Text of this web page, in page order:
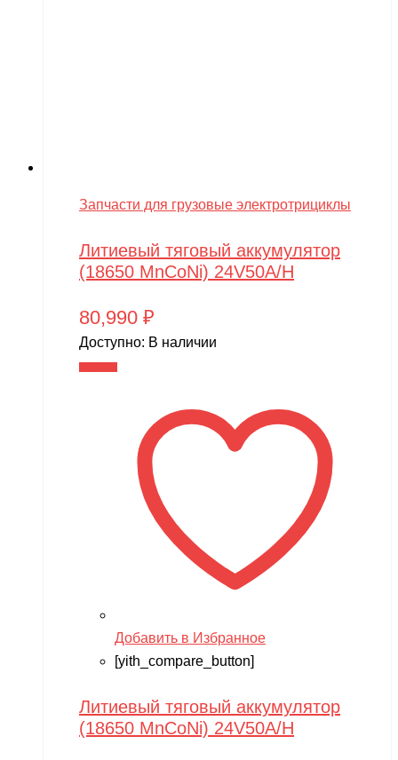
Запчасти для грузовые электротрициклы
Литиевый тяговый аккумулятор
(18650 MnCoNi) 24V50A/H
80,990 ₽
Доступно: В наличии
Добавить в Избранное
[yith_compare_button]
Литиевый тяговый аккумулятор
(18650 MnCoNi) 24V50A/H